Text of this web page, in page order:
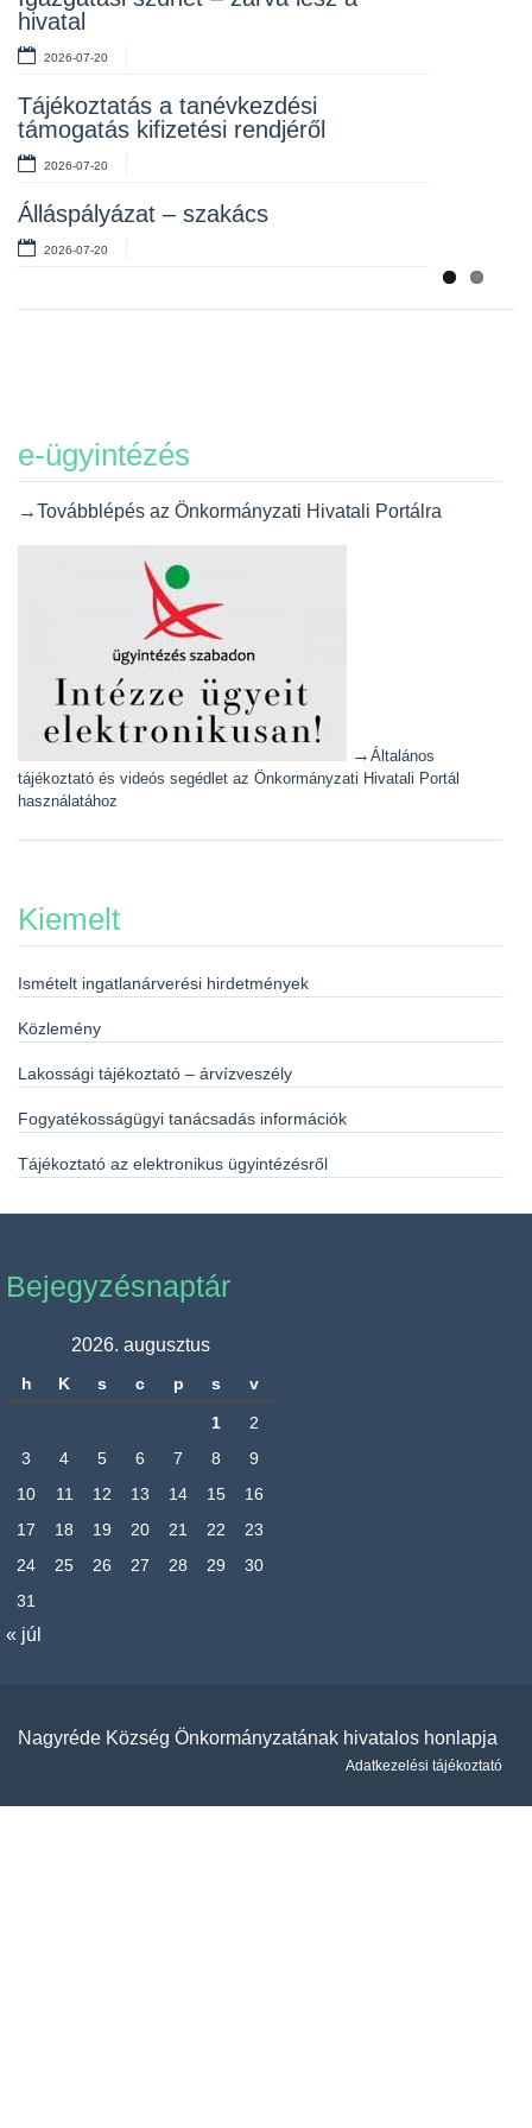
hivatal
2026-07-20
Tájékoztatás a tanévkezdési
támogatás kifizetési rendjéről
2026-07-20
Álláspályázat – szakács
2026-07-20
2026-07-10
Álláspályázat – takarító
2026-07-06
e-ügyintézés
→Továbblépés az Önkormányzati Hivatali Portálra
→ Általános
tájékoztató és videós segédlet az Önkormányzati Hivatali Portál
használatához
Kiemelt
Ismételt ingatlanárverési hirdetmények
Közlemény
Lakossági tájékoztató – árvízveszély
Fogyatékosságügyi tanácsadás információk
Tájékoztató az elektronikus ügyintézésről
Bejegyzésnaptár
2026. augusztus
h K s c p s v
1
2
3
4 5 6 7 8
9
10
11 12 13 14 15
16
17
18 19 20 21 22
23
24
25 26 27 28 29
30
31
« júl
Nagyréde Község Önkormányzatának hivatalos honlapja
Adatkezelési tájékoztató